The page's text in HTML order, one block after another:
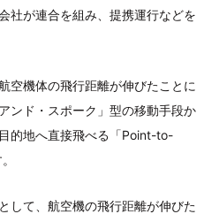
社が連合を組み、提携運行などを
空機体の飛行距離が伸びたことに
ンド・スポーク」型の移動手段か
的地へ直接飛べる「Point-to-
して、航空機の飛行距離が伸びた